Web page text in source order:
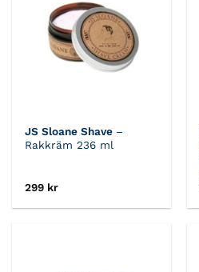
JS Sloane Shave –
Rakkräm 236 ml
299 kr